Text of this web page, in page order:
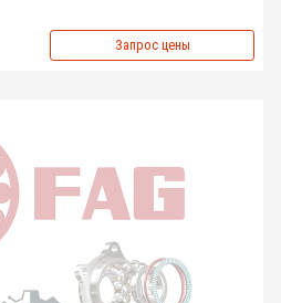
Запрос цены